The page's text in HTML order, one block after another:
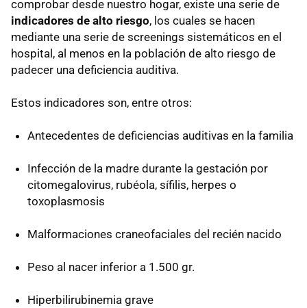
comprobar desde nuestro hogar, existe una serie de
indicadores de alto riesgo, los cuales se hacen
mediante una serie de screenings sistemáticos en el
hospital, al menos en la población de alto riesgo de
padecer una deficiencia auditiva.
Estos indicadores son, entre otros:
Antecedentes de deficiencias auditivas en la familia
Infección de la madre durante la gestación por
citomegalovirus, rubéola, sífilis, herpes o
toxoplasmosis
Malformaciones craneofaciales del recién nacido
Peso al nacer inferior a 1.500 gr.
Hiperbilirubinemia grave